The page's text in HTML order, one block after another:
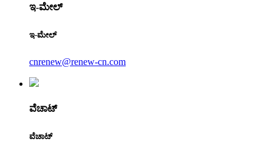
ಇ-ಮೇಲ್
ಇ-ಮೇಲ್
cnrenew@renew-cn.com
ವೆಚಾಟ್
ವೆಚಾಟ್